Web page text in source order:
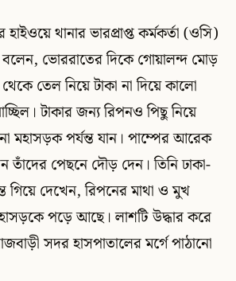
থানার ভারপ্রাপ্ত কর্মকর্তা (ওসি)
ভোররাতের দিকে গোয়ালন্দ মোড়
তেল নিয়ে টাকা না দিয়ে কালো
টাকার জন্য রিপনও পিছু নিয়ে
মহাসড়ক পর্যন্ত যান। পাম্পের আরেক
তাঁদের পেছনে দৌড় দেন। তিনি ঢাকা-
গিয়ে দেখেন, রিপনের মাথা ও মুখ
পড়ে আছে। লাশটি উদ্ধার করে
সদর হাসপাতালের মর্গে পাঠানো